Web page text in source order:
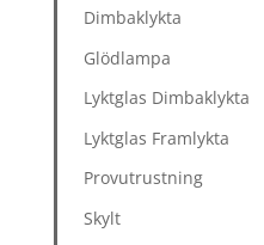
Dimbaklykta
Glödlampa
Lyktglas Dimbaklykta
Lyktglas Framlykta
Provutrustning
Skylt